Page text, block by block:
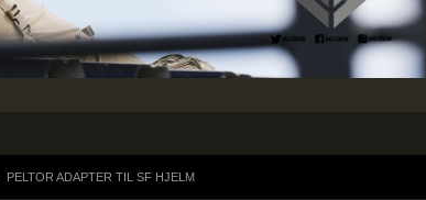
PELTOR ADAPTER TIL SF HJELM